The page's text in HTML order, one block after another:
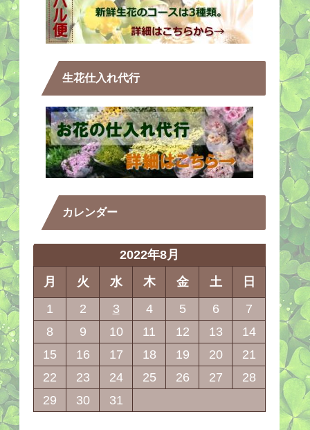
生花仕入れ代行
カレンダー
2022年8月
月
火 水 木 金 土
日
1
2 3 4 5 6
7
8
9 10 11 12 13
14
15
16 17 18 19 20
21
22
23 24 25 26 27
28
29
30 31